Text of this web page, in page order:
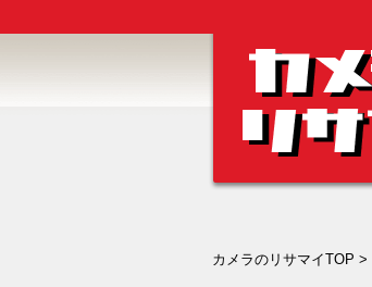
カメラのリサマイTOP >